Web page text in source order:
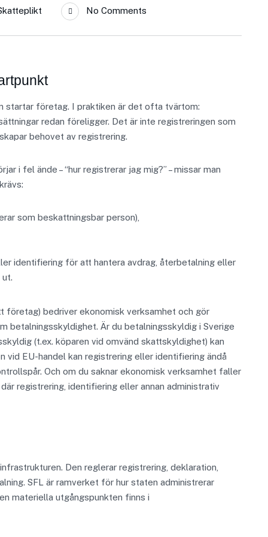
No Comments
startar företag. I praktiken är det ofta tvärtom:
redan föreligger. Det är inte registreringen som
behovet av registrering.
i fel ände – “hur registrerar jag mig?” – missar man
som beskattningsbar person),
identifiering för att hantera avdrag, återbetalning eller
ut.
företag) bedriver ekonomisk verksamhet och gör
betalningsskyldighet. Är du betalningsskyldig i Sverige
(t.ex. köparen vid omvänd skattskyldighet) kan
EU-handel kan registrering eller identifiering ändå
Och om du saknar ekonomisk verksamhet faller
registrering, identifiering eller annan administrativ
Den reglerar registrering, deklaration,
SFL är ramverket för hur staten administrerar
materiella utgångspunkten finns i